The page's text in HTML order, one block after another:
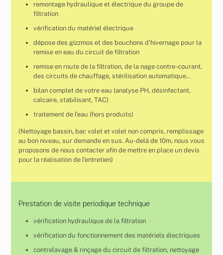
remontage hydraulique et électrique du groupe de
filtration
vérification du matériel électrique
dépose des gizzmos et des bouchons d’hivernage pour la
remise en eau du circuit de filtration
remise en route de la filtration, de la nage contre-courant,
des circuits de chauffage, stérilisation automatique…
bilan complet de votre eau (analyse PH, désinfectant,
calcaire, stabilisant, TAC)
traitement de l’eau (hors produits)
(Nettoyage bassin, bac volet et volet non compris, remplissage
au bon niveau, sur demande en sus. Au-delà de 10m, nous vous
proposons de nous contacter afin de mettre en place un devis
pour la réalisation de l’entretien)
Prestation de visite periodique technique
vérification hydraulique de la filtration
vérification du fonctionnement des matériels électriques
contrelavage & rinçage du circuit de filtration, nettoyage